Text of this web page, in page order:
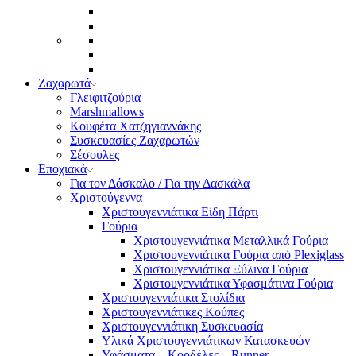
Ζαχαρωτά
Γλειφιτζούρια
Marshmallows
Κουφέτα Χατζηγιαννάκης
Συσκευασίες Ζαχαρωτών
Σέσουλες
Εποχιακά
Για τον Δάσκαλο / Για την Δασκάλα
Χριστούγεννα
Χριστουγεννιάτικα Είδη Πάρτι
Γούρια
Χριστουγεννιάτικα Μεταλλικά Γούρια
Χριστουγεννιάτικα Γούρια από Plexiglass
Χριστουγεννιάτικα Ξύλινα Γούρια
Χριστουγεννιάτικα Υφασμάτινα Γούρια
Χριστουγεννιάτικα Στολίδια
Χριστουγεννιάτικες Κούπες
Χριστουγεννιάτικη Συσκευασία
Υλικά Χριστουγεννιάτικων Κατασκευών